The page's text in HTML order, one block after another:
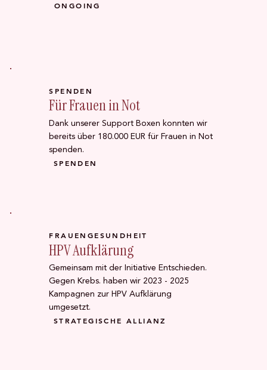
ONGOING
SPENDEN
Für Frauen in Not
Dank unserer Support Boxen konnten wir
bereits über 180.000 EUR für Frauen in Not
spenden.
SPENDEN
FRAUENGESUNDHEIT
HPV Aufklärung
Gemeinsam mit der Initiative Entschieden.
Gegen Krebs. haben wir 2023 - 2025
Kampagnen zur HPV Aufklärung
umgesetzt.
STRATEGISCHE ALLIANZ